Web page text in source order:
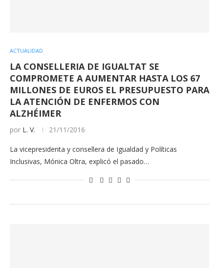
ACTUALIDAD
LA CONSELLERIA DE IGUALTAT SE
COMPROMETE A AUMENTAR HASTA LOS 67
MILLONES DE EUROS EL PRESUPUESTO PARA
LA ATENCIÓN DE ENFERMOS CON
ALZHÉIMER
por L. V. 21/11/2016
La vicepresidenta y consellera de Igualdad y Políticas
Inclusivas, Mónica Oltra, explicó el pasado…